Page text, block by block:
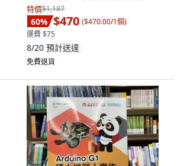
特價$1,187
60% $470 ($470.00/1個)
運費 $75
8/20 預計送達
免費退貨